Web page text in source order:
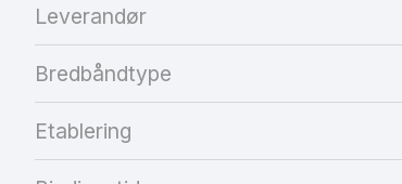
Leverandør
Bredbåndtype
Etablering